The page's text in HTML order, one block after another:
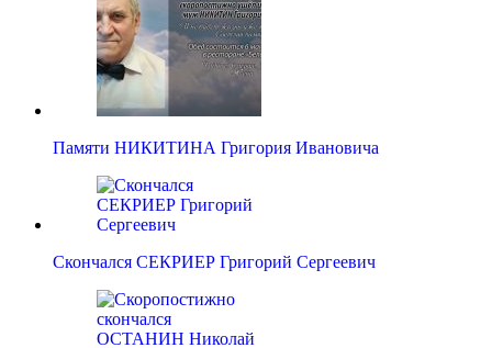
Памяти НИКИТИНА Григория Ивановича
Скончался СЕКРИЕР Григорий Сергеевич